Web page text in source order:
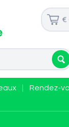
€
Rendez-